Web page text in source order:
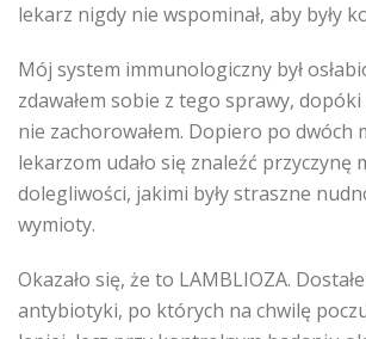
lekarz nigdy nie wspominał, aby były
Mój system immunologiczny był
zdawałem sobie z tego sprawy,
nie zachorowałem. Dopiero po dwóch
lekarzom udało się znaleźć przyczynę
dolegliwości, jakimi były straszne
wymioty.
Okazało się, że to LAMBLIOZA.
antybiotyki, po których na chwilę